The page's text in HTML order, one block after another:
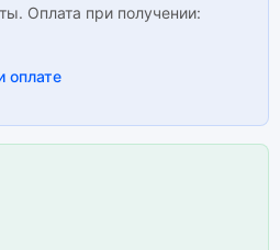
Оплата при получении:
оплате